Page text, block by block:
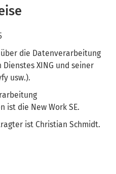
die Datenverarbeitung
XING und seiner
usw.).
ist die New Work SE.
ist Christian Schmidt.